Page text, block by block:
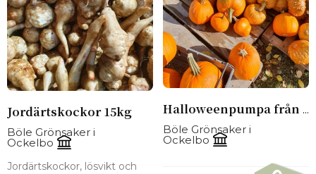
Jordärtskockor 15kg
Böle Grönsaker i
Ockelbo
Jordärtskockor, lösvikt och
Halloweenpumpa från 10-15 kg/låda. 100-500 kg
Böle Grönsaker i
Ockelbo